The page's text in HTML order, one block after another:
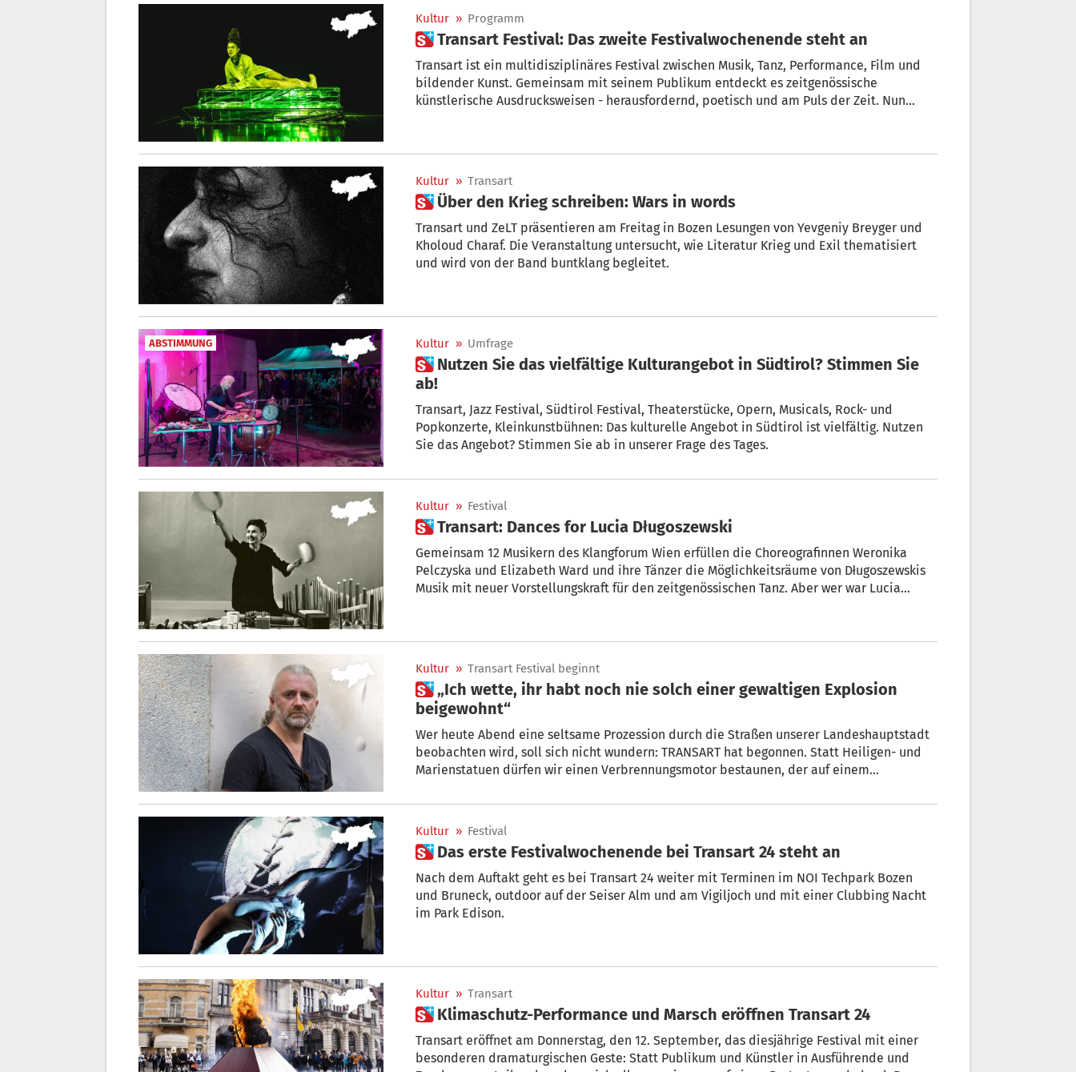
Kultur » Programm
 Transart Festival: Das zweite Festivalwochenende steht an
Transart ist ein multidisziplinäres Festival zwischen Musik, Tanz, Performance, Film und
bildender Kunst. Gemeinsam mit seinem Publikum entdeckt es zeitgenössische
künstlerische Ausdrucksweisen - herausfordernd, poetisch und am Puls der Zeit. Nun
Kultur » Transart
 Über den Krieg schreiben: Wars in words
Transart und ZeLT präsentieren am Freitag in Bozen Lesungen von Yevgeniy Breyger und
Kholoud Charaf. Die Veranstaltung untersucht, wie Literatur Krieg und Exil thematisiert
und wird von der Band buntklang begleitet.
ABSTIMMUNG Kultur » Umfrage
 Nutzen Sie das vielfältige Kulturangebot in Südtirol? Stimmen Sie
ab!
Transart, Jazz Festival, Südtirol Festival, Theaterstücke, Opern, Musicals, Rock- und
Popkonzerte, Kleinkunstbühnen: Das kulturelle Angebot in Südtirol ist vielfältig. Nutzen
Sie das Angebot? Stimmen Sie ab in unserer Frage des Tages.
Kultur » Festival
 Transart: Dances for Lucia Długoszewski
Gemeinsam 12 Musikern des Klangforum Wien erfüllen die Choreografinnen Weronika
Pelczyska und Elizabeth Ward und ihre Tänzer die Möglichkeitsräume von Długoszewskis
Musik mit neuer Vorstellungskraft für den zeitgenössischen Tanz. Aber wer war Lucia
Kultur » Transart Festival beginnt
 „Ich wette, ihr habt noch nie solch einer gewaltigen Explosion
beigewohnt“
Wer heute Abend eine seltsame Prozession durch die Straßen unserer Landeshauptstadt
beobachten wird, soll sich nicht wundern: TRANSART hat begonnen. Statt Heiligen- und
Marienstatuen dürfen wir einen Verbrennungsmotor bestaunen, der auf einem
auch heuer zentrale Ausgangsstätte für das Festival. Was da so passieren wird, erklärt der
Performance-Künstler Kris Verdonck.
Kultur » Festival
 Das erste Festivalwochenende bei Transart 24 steht an
Nach dem Auftakt geht es bei Transart 24 weiter mit Terminen im NOI Techpark Bozen
und Bruneck, outdoor auf der Seiser Alm und am Vigiljoch und mit einer Clubbing Nacht
im Park Edison.
Kultur » Transart
 Klimaschutz-Performance und Marsch eröffnen Transart 24
Transart eröffnet am Donnerstag, den 12. September, das diesjährige Festival mit einer
besonderen dramaturgischen Geste: Statt Publikum und Künstler in Ausführende und